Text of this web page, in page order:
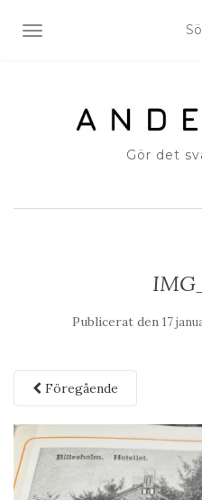
SLÅ PÅ/AV NAVIGERING
Gör det
Publicerat den 17
Föregående